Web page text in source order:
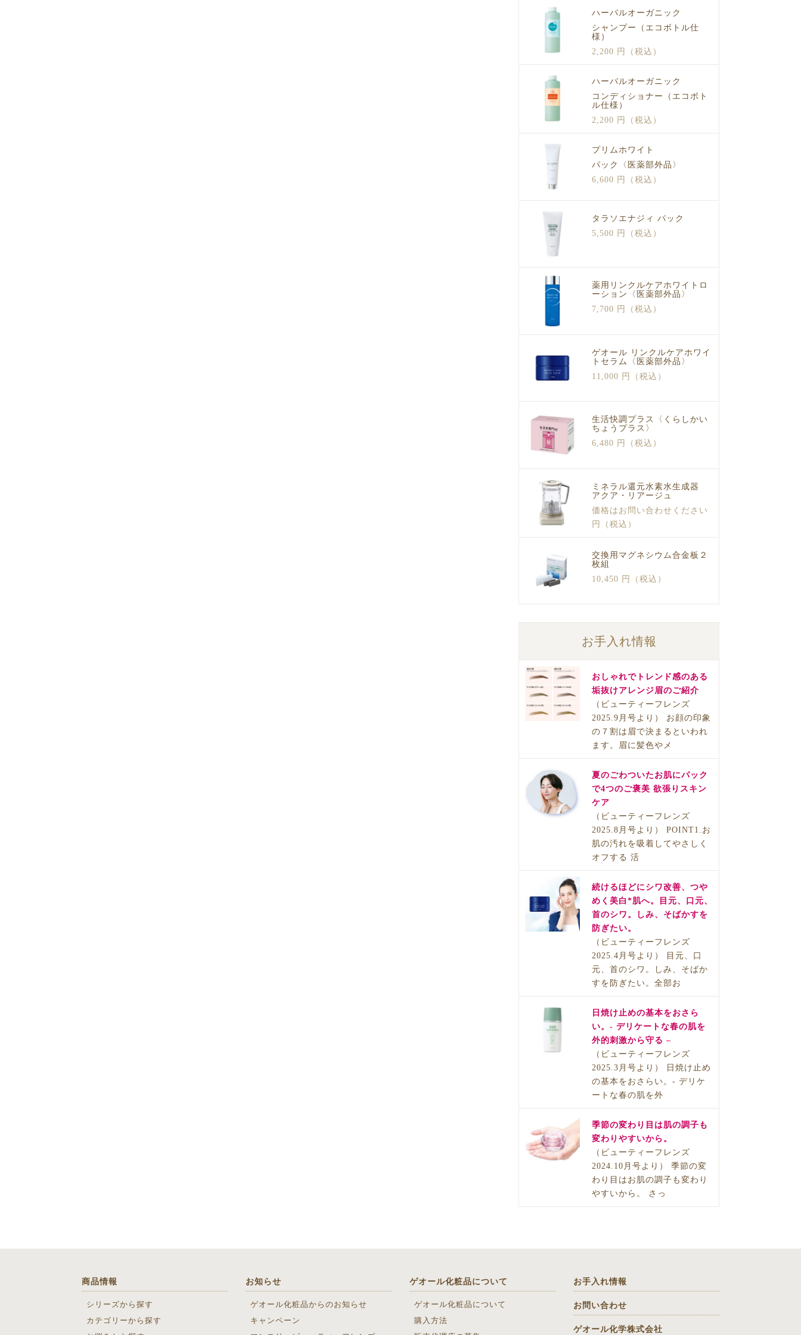
ハーバルオーガニック
シャンプー（エコボトル仕
様）
2,200 円（税込）
ハーバルオーガニック
コンディショナー（エコボト
ル仕様）
2,200 円（税込）
プリムホワイト
パック〈医薬部外品〉
6,600 円（税込）
タラソエナジィ パック
5,500 円（税込）
薬用リンクルケアホワイトロ
ーション〈医薬部外品〉
7,700 円（税込）
ゲオール リンクルケアホワイ
トセラム〈医薬部外品〉
11,000 円（税込）
生活快調プラス〈くらしかい
ちょうプラス〉
6,480 円（税込）
ミネラル還元水素水生成器
アクア・リアージュ
価格はお問い合わせください
円（税込）
交換用マグネシウム合金板２
枚組
10,450 円（税込）
お手入れ情報
おしゃれでトレンド感のある
垢抜けアレンジ眉のご紹介
（ビューティーフレンズ
2025.9月号より） お顔の印象
の７割は眉で決まるといわれ
ます。眉に髪色やメ
夏のごわついたお肌にパック
で4つのご褒美 欲張りスキン
ケア
（ビューティーフレンズ
2025.8月号より） POINT1.お
肌の汚れを吸着してやさしく
オフする 活
続けるほどにシワ改善、つや
めく美白*肌へ。目元、口元、
首のシワ。しみ、そばかすを
防ぎたい。
（ビューティーフレンズ
2025.4月号より） 目元、口
元、首のシワ。しみ、そばか
すを防ぎたい。全部お
日焼け止めの基本をおさら
い。- デリケートな春の肌を
外的刺激から守る –
（ビューティーフレンズ
2025.3月号より） 日焼け止め
の基本をおさらい。- デリケ
ートな春の肌を外
季節の変わり目は肌の調子も
変わりやすいから。
（ビューティーフレンズ
2024.10月号より） 季節の変
わり目はお肌の調子も変わり
やすいから。 さっ
商品情報
シリーズから探す
カテゴリーから探す
お知らせ
ゲオール化粧品からのお知らせ
キャンペーン
ゲオール化粧品について
ゲオール化粧品について
購入方法
お手入れ情報
お問い合わせ
ゲオール化学株式会社